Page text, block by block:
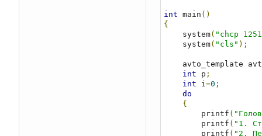
int main ()
{
    system
( "chcp
    system
( "cls" );
avto_template
int p ;
int i=0 ;
do
{
        printf
(
        printf
( "1.
        printf
( "2.